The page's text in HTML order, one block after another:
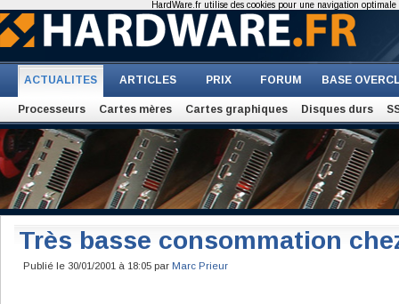
ACTUALITES ARTICLES PRIX FORUM BASE
Processeurs Cartes mères Cartes graphiques Disques durs
Très basse consommation
Publié le 30/01/2001 à 18:05 par Marc Prieur
HardWare.fr utilise des cookies pour une navigation